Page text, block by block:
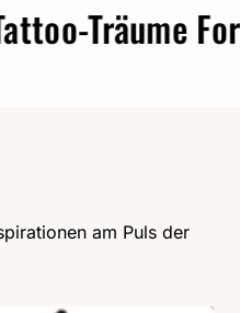
Träume Form
am Puls der